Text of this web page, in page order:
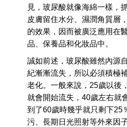
見，玻尿酸就像海綿一樣，
皮膚留住水分、濕潤角質層
的效果，因而被廣泛應用在
品、保養品和化妝品中。
誠如前述，玻尿酸雖然內源
紀漸漸流失，所以必須積極
老化。一般來說，25歲以後
就會開始流失，40歲左右就
到了60歲時幾乎就只剩下25
污、長期日光照射等外來因